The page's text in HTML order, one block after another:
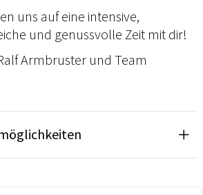
uns auf eine intensive,
und genussvolle Zeit mit dir!
Armbruster und Team